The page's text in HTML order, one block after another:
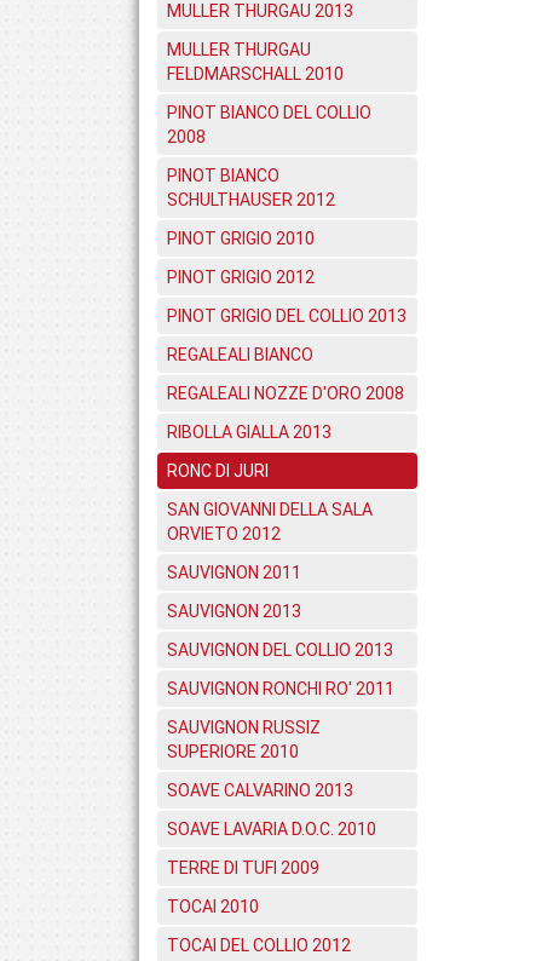
MULLER THURGAU 2013
MULLER THURGAU
FELDMARSCHALL 2010
PINOT BIANCO DEL COLLIO
2008
PINOT BIANCO
SCHULTHAUSER 2012
PINOT GRIGIO 2010
PINOT GRIGIO 2012
PINOT GRIGIO DEL COLLIO 2013
REGALEALI BIANCO
REGALEALI NOZZE D'ORO 2008
RIBOLLA GIALLA 2013
RONC DI JURI
SAN GIOVANNI DELLA SALA
ORVIETO 2012
SAUVIGNON 2011
SAUVIGNON 2013
SAUVIGNON DEL COLLIO 2013
SAUVIGNON RONCHI RO' 2011
SAUVIGNON RUSSIZ
SUPERIORE 2010
SOAVE CALVARINO 2013
SOAVE LAVARIA D.O.C. 2010
TERRE DI TUFI 2009
TOCAI 2010
TOCAI DEL COLLIO 2012